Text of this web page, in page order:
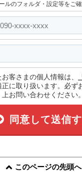
ルのフォルダ・設定等をご確
客さまの個人情報は、
正に取り扱います。必ず
上お問い合わせください。
同意して送信
このページの先頭へ